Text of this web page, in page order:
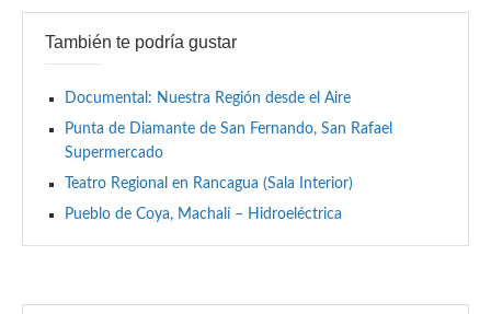
También te podría gustar
Documental: Nuestra Región desde el Aire
Punta de Diamante de San Fernando, San Rafael
Supermercado
Teatro Regional en Rancagua (Sala Interior)
Pueblo de Coya, Machalí – Hidroeléctrica